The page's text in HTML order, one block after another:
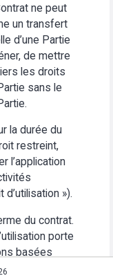
ne peut
un transfert
d’une Partie
de mettre
les droits
sans le
la durée du
restreint,
l’application
»).
du contrat.
porte
basées